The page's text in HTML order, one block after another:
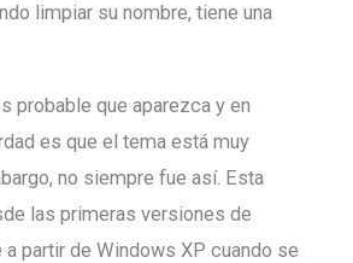
limpiar su nombre, tiene una
probable que aparezca y en
es que el tema está muy
no siempre fue así. Esta
las primeras versiones de
partir de Windows XP cuando se